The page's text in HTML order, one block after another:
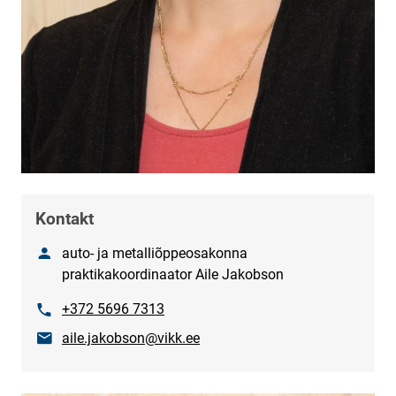
Kontakt
Nimetusauto- ja metalliõppeosakonna
praktikakoordinaator Aile Jakobson
Phone+372 5696 7313
E-mailaile.jakobson@vikk.ee